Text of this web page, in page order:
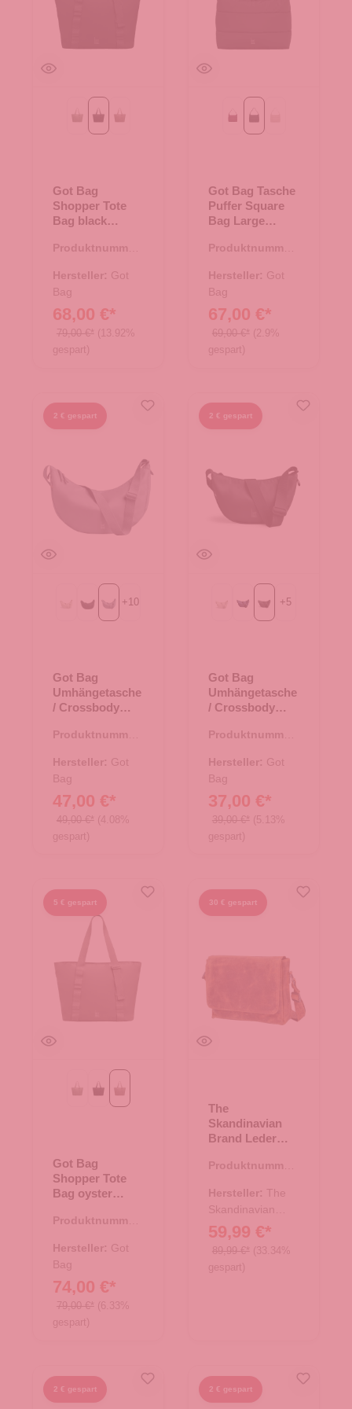
bass monochrome
black monochrome
oyster monochrome
Got Bag
Shopper Tote
Bag black
Produktnummer:
Hersteller: Got
Bag
68,00 €*
79,00 €* (13.92%
gespart)
kraken mono
monochrome black
Got Bag Tasche
Puffer Square
Bag Large
black
Produktnummer:
Hersteller: Got
Bag
67,00 €*
69,00 €* (2.9%
gespart)
2 € gespart
Beach Foam
Blackmonochrome marlin
+10
Got Bag
Umhängetasche
/ Crossbody
monochrome
Produktnummer:
Hersteller: Got
Bag
47,00 €*
49,00 €* (4.08%
gespart)
2 € gespart
Beach Foam
MONOCHROME deep
monochrome black
+5
Got Bag
Umhängetasche
/ Crossbody
monochrome
Produktnummer:
Hersteller: Got
Bag
37,00 €*
39,00 €* (5.13%
gespart)
5 € gespart
bass monochrome
black monochrome
oyster monochrome
Got Bag
Shopper Tote
Bag oyster
Produktnummer:
Hersteller: Got
Bag
74,00 €*
79,00 €* (6.33%
gespart)
30 € gespart
The
Skandinavian
Brand Leder
Hunter - hunter
Produktnummer:
Hersteller: The
Skandinavian
Brand
59,99 €*
89,99 €* (33.34%
gespart)
2 € gespart 2 € gespart